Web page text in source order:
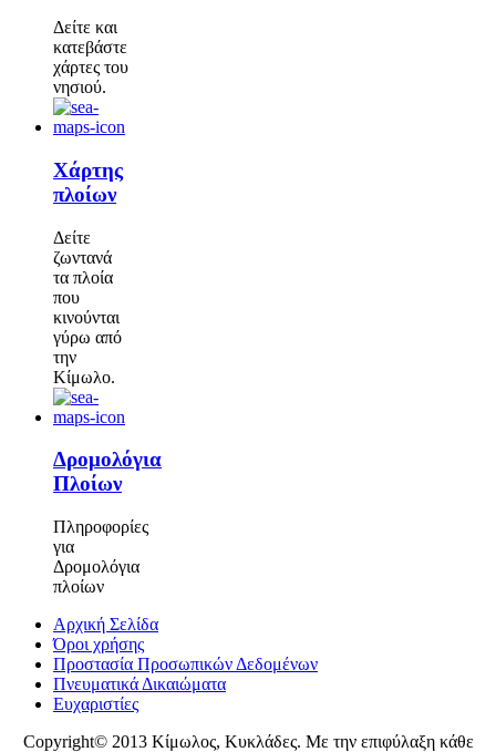
Δείτε και
κατεβάστε
χάρτες του
νησιού.
Χάρτης
πλοίων
Δείτε
ζωντανά
τα πλοία
που
κινούνται
γύρω από
την
Κίμωλο.
Δρομολόγια
Πλοίων
Πληροφορίες
για
Δρομολόγια
πλοίων
Αρχική Σελίδα
Όροι χρήσης
Προστασία Προσωπικών Δεδομένων
Πνευματικά Δικαιώματα
Ευχαριστίες
Copyright© 2013 Κίμωλος, Κυκλάδες. Με την επιφύλαξη κάθε